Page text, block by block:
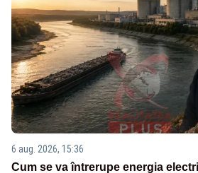
6 aug. 2026, 15:36
Cum se va întrerupe energia